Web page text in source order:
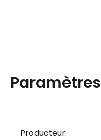
Paramètres
Producteur: